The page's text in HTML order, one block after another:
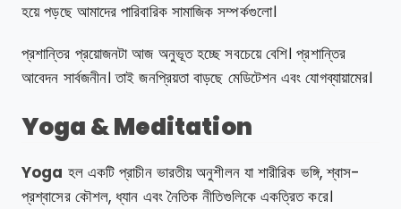
হয়ে পড়ছে আমাদের পারিবারিক সামাজিক সম্পর্কগুলো।
প্রশান্তির প্রয়োজনটা আজ অনুভূত হচ্ছে সবচেয়ে বেশি। প্রশান্তির
আবেদন সার্বজনীন। তাই জনপ্রিয়তা বাড়ছে মেডিটেশন এবং যোগব্যায়ামের।
Yoga & Meditation
Yoga হল একটি প্রাচীন ভারতীয় অনুশীলন যা শারীরিক ভঙ্গি, শ্বাস-
প্রশ্বাসের কৌশল, ধ্যান এবং নৈতিক নীতিগুলিকে একত্রিত করে।